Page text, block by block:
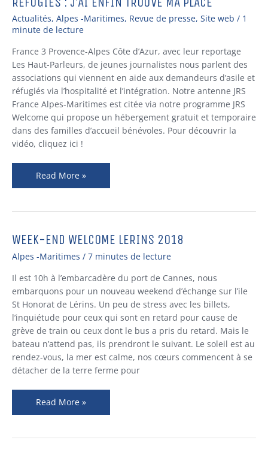
Actualités, Alpes -Maritimes, Revue de presse, Site web / 1
minute de lecture
France 3 Provence-Alpes Côte d’Azur, avec leur reportage
Les Haut-Parleurs, de jeunes journalistes nous parlent des
associations qui viennent en aide aux demandeurs d’asile et
réfugiés via l’hospitalité et l’intégration. Notre antenne JRS
France Alpes-Maritimes est citée via notre programme JRS
Welcome qui propose un hébergement gratuit et temporaire
dans des familles d’accueil bénévoles. Pour découvrir la
vidéo, cliquez ici !
:
J’AI
TROUVÉ
MA
PLACE
Read More »
WEEK-END WELCOME LERINS 2018
Alpes -Maritimes / 7 minutes de lecture
Il est 10h à l’embarcadère du port de Cannes, nous
embarquons pour un nouveau weekend d’échange sur l’ile
St Honorat de Lérins. Un peu de stress avec les billets,
l’inquiétude pour ceux qui sont en retard pour cause de
grève de train ou ceux dont le bus a pris du retard. Mais le
bateau n’attend pas, ils prendront le suivant. Le soleil est au
rendez-vous, la mer est calme, nos cœurs commencent à se
détacher de la terre ferme pour
WEEK-
END
LERINS
2018
Read More »